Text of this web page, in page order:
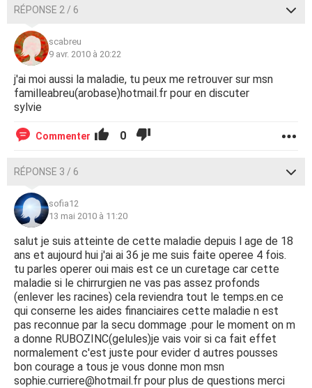
RÉPONSE 2 / 6
scabreu
9 avr. 2010 à 20:22
j'ai moi aussi la maladie, tu peux me retrouver sur msn
familleabreu(arobase)hotmail.fr pour en discuter
sylvie
Commenter 0
RÉPONSE 3 / 6
sofia12
13 mai 2010 à 11:20
salut je suis atteinte de cette maladie depuis l age de 18
ans et aujourd hui j'ai ai 36 je me suis faite operee 4 fois.
tu parles operer oui mais est ce un curetage car cette
maladie si le chirrurgien ne vas pas assez profonds
(enlever les racines) cela reviendra tout le temps.en ce
qui conserne les aides financiaires cette maladie n est
pas reconnue par la secu dommage .pour le moment on m
a donne RUBOZINC(gelules)je vais voir si ca fait effet
normalement c'est juste pour evider d autres pousses
bon courage a tous je vous donne mon msn
sophie.curriere@hotmail.fr pour plus de questions merci